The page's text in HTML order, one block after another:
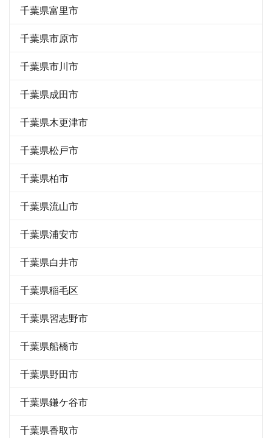
千葉県富里市
千葉県市原市
千葉県市川市
千葉県成田市
千葉県木更津市
千葉県松戸市
千葉県柏市
千葉県流山市
千葉県浦安市
千葉県白井市
千葉県稲毛区
千葉県習志野市
千葉県船橋市
千葉県野田市
千葉県鎌ケ谷市
千葉県香取市